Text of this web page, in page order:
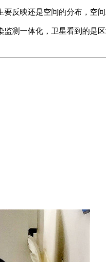
反映还是空间的分布，空间
一体化，卫星看到的是